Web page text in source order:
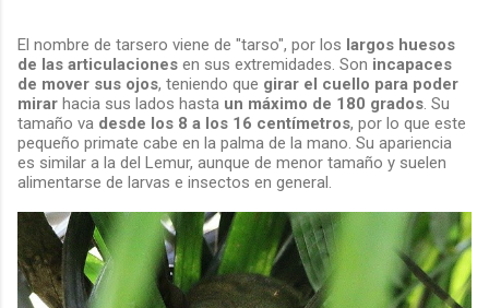
El nombre de tarsero viene de "tarso", por los largos huesos
de las articulaciones en sus extremidades. Son incapaces
de mover sus ojos, teniendo que girar el cuello para poder
mirar hacia sus lados hasta un máximo de 180 grados. Su
tamaño va desde los 8 a los 16 centímetros, por lo que este
pequeño primate cabe en la palma de la mano. Su apariencia
es similar a la del Lemur, aunque de menor tamaño y suelen
alimentarse de larvas e insectos en general.